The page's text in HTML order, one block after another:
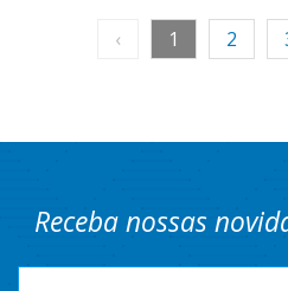
‹ 1 2
Receba nossas